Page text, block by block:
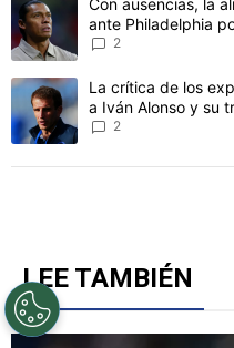
Un artículo de tendencia con
Con ausencias, la
ante Philadelphia
2
Un artículo de tendencia con
La crítica de los
a Iván Alonso y su
2
LEE TAMBIÉN